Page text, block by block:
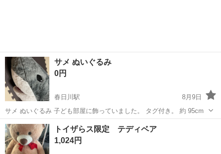
サメ ぬいぐるみ
0円
春日川駅
8月9日
サメ ぬいぐるみ 子ども部屋に飾っていました。 タグ付き。 約 95cm
香川 高松市 春日川駅 おもちゃ
トイザらス限定 テディベア
1,024円